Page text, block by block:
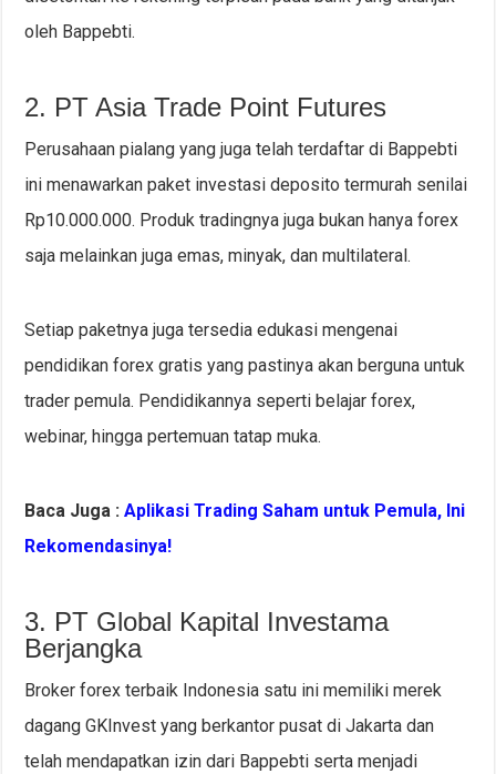
oleh Bappebti.
2. PT Asia Trade Point Futures
Perusahaan pialang yang juga telah terdaftar di Bappebti
ini menawarkan paket investasi deposito termurah senilai
Rp10.000.000. Produk tradingnya juga bukan hanya forex
saja melainkan juga emas, minyak, dan multilateral.
Setiap paketnya juga tersedia edukasi mengenai
pendidikan forex gratis yang pastinya akan berguna untuk
trader pemula. Pendidikannya seperti belajar forex,
webinar, hingga pertemuan tatap muka.
Baca Juga :Aplikasi Trading Saham untuk Pemula, Ini
Rekomendasinya!
3. PT Global Kapital Investama
Berjangka
Broker forex terbaik Indonesia satu ini memiliki merek
dagang GKInvest yang berkantor pusat di Jakarta dan
telah mendapatkan izin dari Bappebti serta menjadi